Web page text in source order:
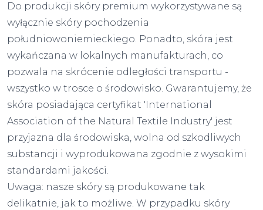
Do produkcji skóry premium wykorzystywane są
wyłącznie skóry pochodzenia
południowoniemieckiego. Ponadto, skóra jest
wykańczana w lokalnych manufakturach, co
pozwala na skrócenie odległości transportu -
wszystko w trosce o środowisko. Gwarantujemy, że
skóra posiadająca certyfikat 'International
Association of the Natural Textile Industry' jest
przyjazna dla środowiska, wolna od szkodliwych
substancji i wyprodukowana zgodnie z wysokimi
standardami jakości.
Uwaga: nasze skóry są produkowane tak
delikatnie, jak to możliwe. W przypadku skóry